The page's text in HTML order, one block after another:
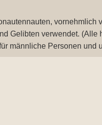
vornehmlich
Gelibten verwendet. (Alle
männliche Personen und